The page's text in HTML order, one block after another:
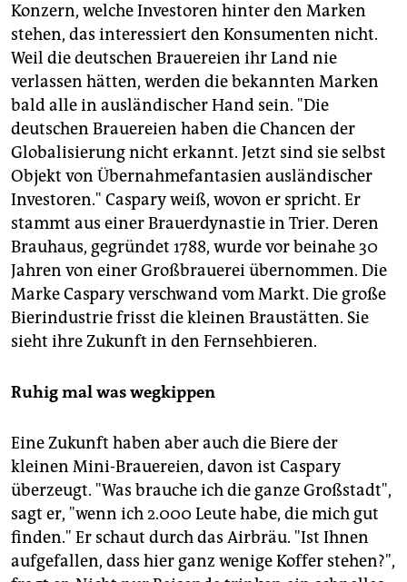
Konzern, welche Investoren hinter den Marken
stehen, das interessiert den Konsumenten nicht.
Weil die deutschen Brauereien ihr Land nie
verlassen hätten, werden die bekannten Marken
bald alle in ausländischer Hand sein. "Die
deutschen Brauereien haben die Chancen der
Globalisierung nicht erkannt. Jetzt sind sie selbst
Objekt von Übernahmefantasien ausländischer
Investoren." Caspary weiß, wovon er spricht. Er
stammt aus einer Brauerdynastie in Trier. Deren
Brauhaus, gegründet 1788, wurde vor beinahe 30
Jahren von einer Großbrauerei übernommen. Die
Marke Caspary verschwand vom Markt. Die große
Bierindustrie frisst die kleinen Braustätten. Sie
sieht ihre Zukunft in den Fernsehbieren.
Ruhig mal was wegkippen
Eine Zukunft haben aber auch die Biere der
kleinen Mini-Brauereien, davon ist Caspary
überzeugt. "Was brauche ich die ganze Großstadt",
sagt er, "wenn ich 2.000 Leute habe, die mich gut
finden." Er schaut durch das Airbräu. "Ist Ihnen
aufgefallen, dass hier ganz wenige Koffer stehen?",